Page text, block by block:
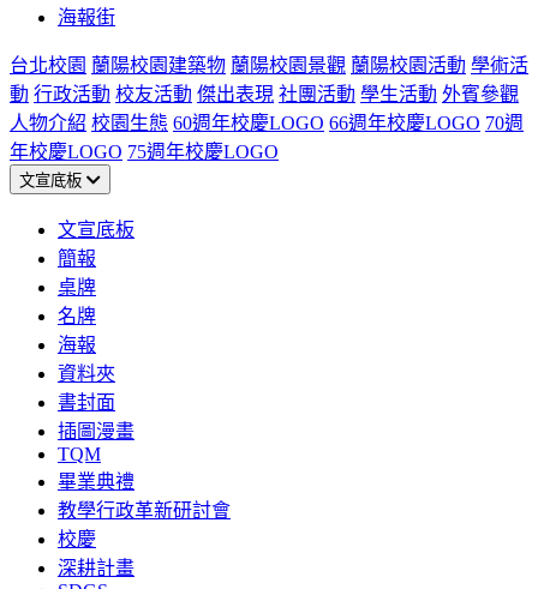
海報街
台北校園 蘭陽校園建築物 蘭陽校園景觀 蘭陽校園活動 學術活
動 行政活動 校友活動 傑出表現 社團活動 學生活動 外賓參觀
人物介紹 校園生態 60週年校慶LOGO 66週年校慶LOGO 70週
年校慶LOGO 75週年校慶LOGO
文宣底板
文宣底板
簡報
桌牌
名牌
海報
資料夾
書封面
插圖漫畫
TQM
畢業典禮
教學行政革新研討會
校慶
深耕計畫